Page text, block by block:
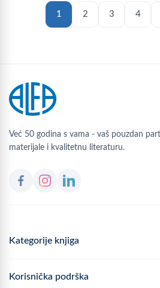
1 2 3 4
Već 50 godina s vama - vaš pouzdan
materijale i kvalitetnu literaturu.
Kategorije knjiga
Školski program
Korisnička podrška